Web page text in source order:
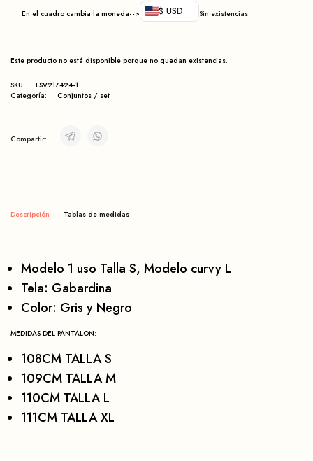
En el cuadro cambia la moneda--> $ USD Sin existencias
Este producto no está disponible porque no quedan existencias.
SKU:
LSV217424-1
Categoría:
Conjuntos / set
Compartir:
Descripción
Modelo 1 uso Talla S, Modelo curvy L
Tela: Gabardina
Color: Gris y Negro
MEDIDAS DEL PANTALON:
108CM TALLA S
109CM TALLA M
110CM TALLA L
111CM TALLA XL